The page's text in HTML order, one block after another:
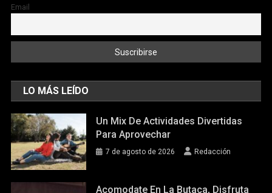
Email
LO MÁS LEÍDO
Un Mix De Actividades Divertidas
Para Aprovechar
7 de agosto de 2026 Redacción
Acomodate En La Butaca, Disfruta